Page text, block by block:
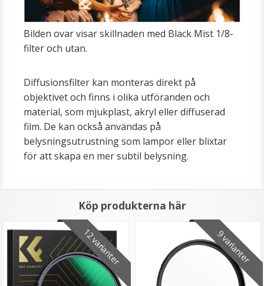
Bilden ovar visar skillnaden med Black Mist 1/8-
filter och utan.
Diffusionsfilter kan monteras direkt på
objektivet och finns i olika utföranden och
material, som mjukplast, akryl eller diffuserad
film. De kan också användas på
belysningsutrustning som lampor eller blixtar
för att skapa en mer subtil belysning.
Köp produkterna här
12 varianter 9 varianter